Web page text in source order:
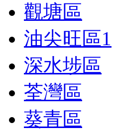
觀塘區
油尖旺區1
深水埗區
荃灣區
葵青區